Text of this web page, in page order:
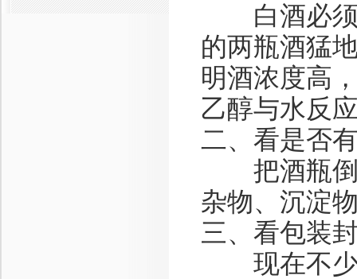
白酒必须
的两瓶酒猛
明酒浓度高
乙醇与水反
二、看是否
把酒瓶倒
杂物、沉淀
三、看包装
现在不少